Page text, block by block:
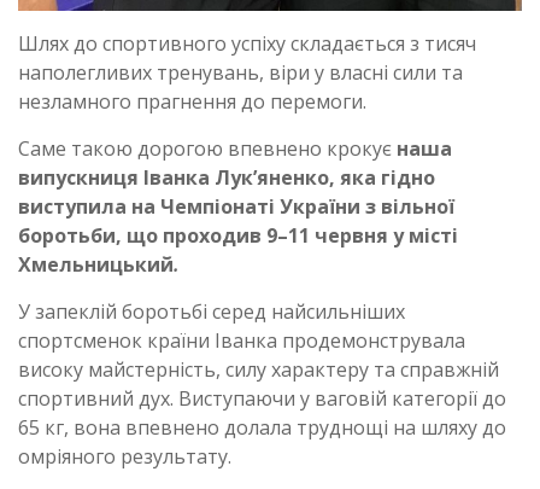
Шлях до спортивного успіху складається з тисяч
наполегливих тренувань, віри у власні сили та
незламного прагнення до перемоги.
Саме такою дорогою впевнено крокує наша
випускниця Іванка Лук’яненко, яка гідно
виступила на Чемпіонаті України з вільної
боротьби, що проходив 9–11 червня у місті
Хмельницький.
У запеклій боротьбі серед найсильніших
спортсменок країни Іванка продемонструвала
високу майстерність, силу характеру та справжній
спортивний дух. Виступаючи у ваговій категорії до
65 кг, вона впевнено долала труднощі на шляху до
омріяного результату.